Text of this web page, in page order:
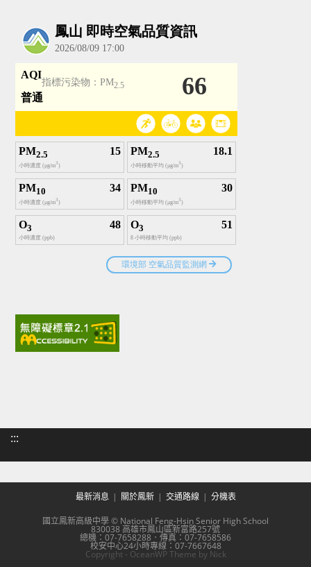
:::
最新消息 關於鳳新 交通路線 分機表
國立鳳新高級中學 © National Feng-Hsin Senior High School
830038 高雄市鳳山區新富路257號
總機：07-7658288．傳真：07-7658586
校安中心24小時專線：07-7667648
Copyright - OceanWP Theme by Nick